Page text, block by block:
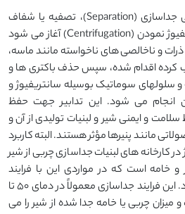
فراوری شیر با سه مرحله اصلی جداسازی (Separation)، تصفیه یا شفاف
سازی (Clarification) و سانتریفیوژ نمودن (Centrifugation) آغاز می شود
و ناخالصی های ناخواسته مانند ماسه،
کرده اقدام شده، سپس حذف باکتری ها و
سلولهای سوماتیک بوسیله سانتریفیوژ و
انجام می شود. این تدابیر جهت حفظ
و ایمنی شیر و لبنیات تولیدی از آن و
مانند پنیرها مؤثر هستند. البته کاربرد
کارخانه های لبنیات جداسازی چربی از شیر
خامه است که در مواردی این با فرایند
پاستوریزاسیون ترکیب می شود. این فرایند جداسازی معمولاً در دمای ۵۰ تا
و میزان چربی یا خامه جدا شده از شیر را می